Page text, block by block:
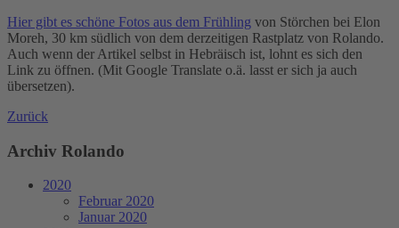
Hier gibt es schöne Fotos aus dem Frühling von Störchen bei Elon
Moreh, 30 km südlich von dem derzeitigen Rastplatz von Rolando.
Auch wenn der Artikel selbst in Hebräisch ist, lohnt es sich den
Link zu öffnen. (Mit Google Translate o.ä. lasst er sich ja auch
übersetzen).
Zurück
Archiv Rolando
2020
Februar 2020
Januar 2020